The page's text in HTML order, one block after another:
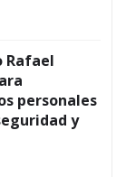
Rafael
personales
y